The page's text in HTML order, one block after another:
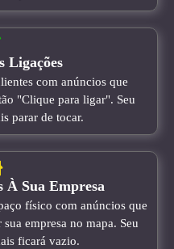
Ligações
com anúncios que
"Clique para ligar". Seu
parar de tocar.
À Sua Empresa
físico com anúncios que
empresa no mapa. Seu
ficará vazio.